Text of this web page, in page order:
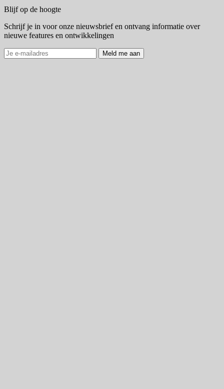
Blijf op de hoogte
Schrijf je in voor onze nieuwsbrief en ontvang informatie over
nieuwe features en ontwikkelingen
Meld me aan